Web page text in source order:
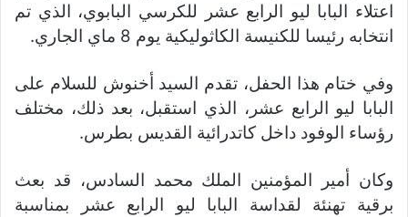
اعتلاء البابا ليو الرابع عشر للكرسي البابوي، الذي تم
انتخابه رئيسا للكنيسة الكاثوليكية يوم 8 ماي الجاري.
وفي ختام هذا الحفل، تقدم السيد أخنوش للسلام على
البابا ليو الرابع عشر، الذي استقبل، بعد ذلك، مختلف
رؤساء الوفود داخل كاتدرائية القديس بطرس.
وكان أمير المؤمنين الملك محمد السادس، قد بعث
برقية تهنئة لقداسة البابا ليو الرابع عشر بمناسبة